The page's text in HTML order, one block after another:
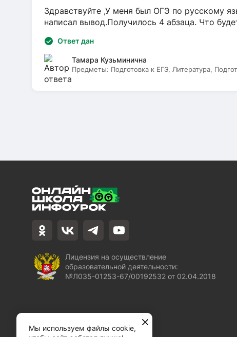
Здравствуйте ,У меня был ОГЭ по русскому
написал вывод.Получилось 4 абзаца. Что
Ответ дан
Тамара Кузьминична
Предметы: Подготовка к ЕГЭ, Литература,
Лицензия на осуществление
образовательной деятельности:
№Л035-01253-67/00192532 от 02.04.2018
Мы используем файлы cookie,